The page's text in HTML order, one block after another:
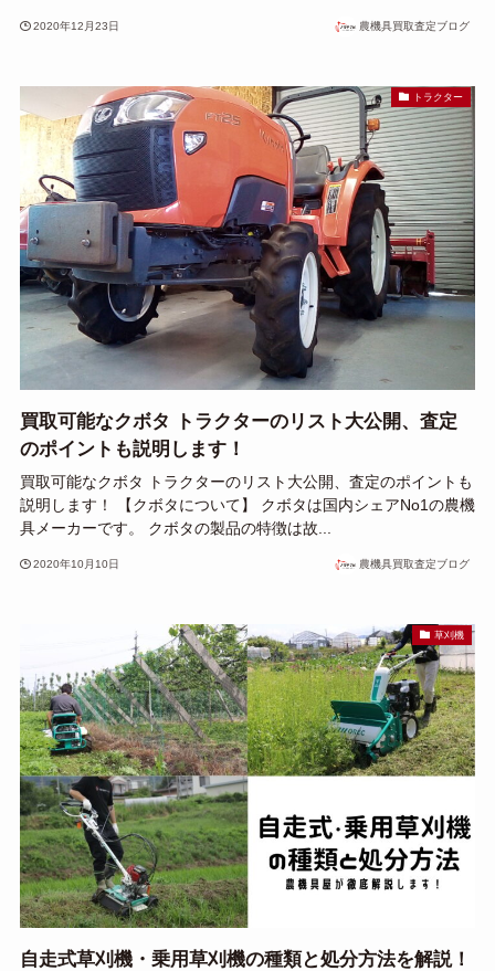
2020年12月23日 農機具買取査定ブログ
トラクター
買取可能なクボタ トラクターのリスト大公開、査定
のポイントも説明します！
買取可能なクボタ トラクターのリスト大公開、査定のポイントも
説明します！ 【クボタについて】 クボタは国内シェアNo1の農機
具メーカーです。 クボタの製品の特徴は故...
2020年10月10日 農機具買取査定ブログ
草刈機
自走式草刈機・乗用草刈機の種類と処分方法を解説！